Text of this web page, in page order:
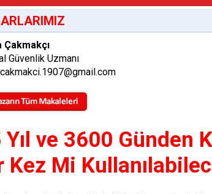
Çakmakçı
Güvenlik Uzmanı
Yıl ve 3600 Günden
Kez Mi